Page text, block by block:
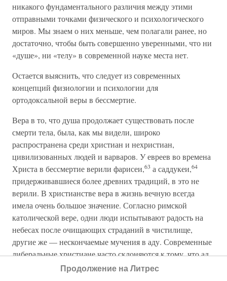
никакого фундаментального различия между этими
отправными точками физического и психологического
миров. Мы знаем о них меньше, чем полагали ранее, но
достаточно, чтобы быть совершенно уверенными, что ни
«душе», ни «телу» в современной науке места нет.
Остается выяснить, что следует из современных
концепций физиологии и психологии для
ортодоксальной веры в бессмертие.
Вера в то, что душа продолжает существовать после
смерти тела, была, как мы видели, широко
распространена среди христиан и нехристиан,
цивилизованных людей и варваров. У евреев во времена
Христа в бессмертие верили фарисеи,63 а саддукеи,64
придерживавшиеся более древних традиций, в это не
верили. В христианстве вера в жизнь вечную всегда
имела очень большое значение. Согласно римской
католической вере, одни люди испытывают радость на
небесах после очищающих страданий в чистилище,
другие же — нескончаемые мучения в аду. Современные
либеральные христиане часто склоняются к тому, что ад
не вечен; после состоявшегося в 1864 году Тайного
Продолжение на Литрес